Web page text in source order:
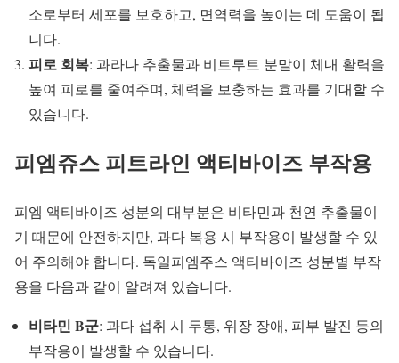
소로부터 세포를 보호하고, 면역력을 높이는 데 도움이 됩
니다.
피로 회복: 과라나 추출물과 비트루트 분말이 체내 활력을
높여 피로를 줄여주며, 체력을 보충하는 효과를 기대할 수
있습니다.
피엠쥬스 피트라인 액티바이즈 부작용
피엠 액티바이즈 성분의 대부분은 비타민과 천연 추출물이
기 때문에 안전하지만, 과다 복용 시 부작용이 발생할 수 있
어 주의해야 합니다. 독일피엠주스 액티바이즈 성분별 부작
용을 다음과 같이 알려져 있습니다.
비타민 B군: 과다 섭취 시 두통, 위장 장애, 피부 발진 등의
부작용이 발생할 수 있습니다.